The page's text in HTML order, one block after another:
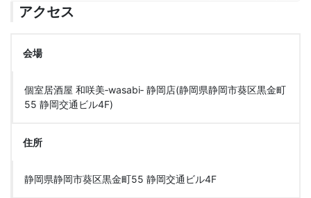
アクセス
会場
個室居酒屋 和咲美‐wasabi‐ 静岡店(静岡県静岡市葵区黒金町
55 静岡交通ビル4F)
住所
静岡県静岡市葵区黒金町55 静岡交通ビル4F